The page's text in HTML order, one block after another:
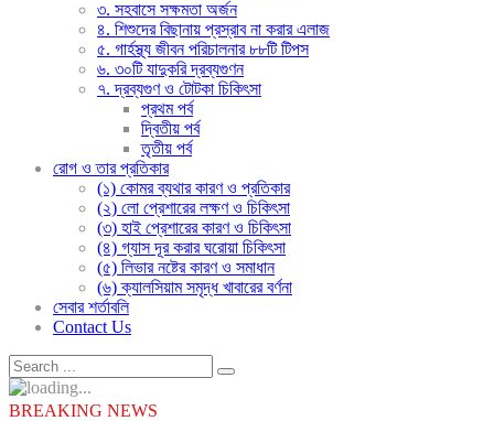
৩. সহবাসে সক্ষমতা অর্জন
৪. শিশুদের বিছানায় প্রস্রাব না করার এলাজ
৫. গার্হস্থ্য জীবন পরিচালনার ৮৮টি টিপস
৬. ৩০টি যাদুকরি দ্রব্যগুণন
৭. দ্রব্যগুণ ও টোটকা চিকিৎসা
প্রথম পর্ব
দ্বিতীয় পর্ব
তৃতীয় পর্ব
রোগ ও তার প্রতিকার
(১) কোমর ব্যথার কারণ ও প্রতিকার
(২) লো প্রেশারের লক্ষণ ও চিকিৎসা
(৩) হাই প্রেশারের কারণ ও চিকিৎসা
(৪) গ্যাস দূর করার ঘরোয়া চিকিৎসা
(৫) লিভার নষ্টের কারণ ও সমাধান
(৬) ক্যালসিয়াম সমৃদ্ধ খাবারের বর্ণনা
সেবার শর্তাবলি
Contact Us
BREAKING NEWS